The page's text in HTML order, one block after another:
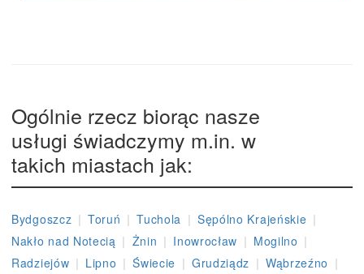
Ogólnie rzecz biorąc nasze
usługi świadczymy m.in. w
takich miastach jak:
Bydgoszcz | Toruń | Tuchola | Sępólno Krajeńskie |
Nakło nad Notecią | Żnin | Inowrocław | Mogilno |
Radziejów | Lipno | Świecie | Grudziądz | Wąbrzeźno |